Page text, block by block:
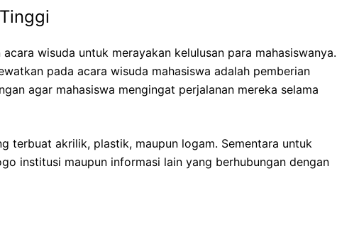
wisuda untuk merayakan kelulusan para mahasiswanya.
pada acara wisuda mahasiswa adalah pemberian
agar mahasiswa mengingat perjalanan mereka selama
terbuat akrilik, plastik, maupun logam. Sementara untuk
institusi maupun informasi lain yang berhubungan dengan